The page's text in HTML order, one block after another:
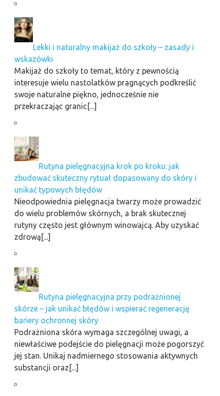
Lekki i naturalny makijaż do szkoły – zasady i
wskazówki
Makijaż do szkoły to temat, który z pewnością
interesuje wielu nastolatków pragnących podkreślić
swoje naturalne piękno, jednocześnie nie
przekraczając granic[...]
Rutyna pielęgnacyjna krok po kroku: jak
zbudować skuteczny rytuał dopasowany do skóry i
unikać typowych błędów
Nieodpowiednia pielęgnacja twarzy może prowadzić
do wielu problemów skórnych, a brak skutecznej
rutyny często jest głównym winowajcą. Aby uzyskać
zdrową[...]
Rutyna pielęgnacyjna przy podrażnionej
skórze – jak unikać błędów i wspierać regenerację
bariery ochronnej skóry
Podrażniona skóra wymaga szczególnej uwagi, a
niewłaściwe podejście do pielęgnacji może pogorszyć
jej stan. Unikaj nadmiernego stosowania aktywnych
substancji oraz[...]